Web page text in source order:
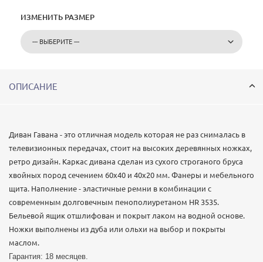
ИЗМЕНИТЬ РАЗМЕР
ОПИСАНИЕ
Диван Гавана - это отличная модель которая не раз снималась в
телевизионных передачах, стоит на высоких деревянных ножках,
ретро дизайн. Каркас дивана сделан из сухого строганого бруса
хвойных пород сечением 60х40 и 40х20 мм. Фанеры и мебельного
щита. Наполнение - эластичные ремни в комбинации с
современным долговечным пенополиуретаном HR 3535.
Бельевой ящик отшлифован и покрыт лаком на водной основе.
Ножки выполнены из дуба или ольхи на выбор и покрыты
маслом.
Гарантия: 18 месяцев.